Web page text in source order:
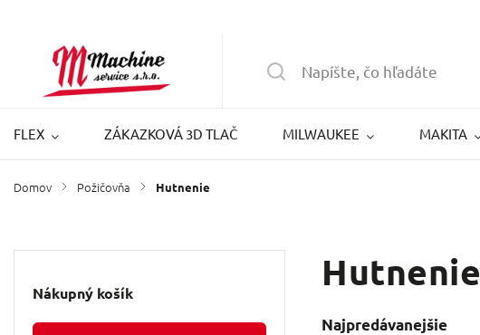
FLEX ZÁKAZKOVÁ 3D TLAČ MILWAUKEE MAKITA
Domov / Požičovňa / Hutnenie
Nákupný košík Hutnenie
Najpredávanejšie